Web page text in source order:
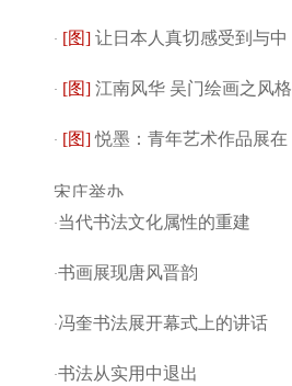
(图)
· [图] 让日本人真切感受到与中
国书法的渊源
· [图] 江南风华 吴门绘画之风格
嬗变
· [图]悦墨：青年艺术作品展在
宋庄举办
·当代书法文化属性的重建
·书画展现唐风晋韵
·冯奎书法展开幕式上的讲话
·书法从实用中退出